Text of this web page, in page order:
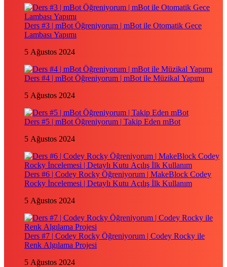
Ders #3 | mBot Öğreniyorum | mBot ile Otomatik Gece
Lambası Yapımı
5 Ağustos 2024
Ders #4 | mBot Öğreniyorum | mBot ile Müzikal Yapımı
5 Ağustos 2024
Ders #5 | mBot Öğreniyorum | Takip Eden mBot
5 Ağustos 2024
Ders #6 | Codey Rocky Öğreniyorum | MakeBlock Codey
Rocky İncelemesi | Detaylı Kutu Açılış İlk Kullanım
5 Ağustos 2024
Ders #7 | Codey Rocky Öğreniyorum | Codey Rocky ile
Renk Algılama Projesi
5 Ağustos 2024